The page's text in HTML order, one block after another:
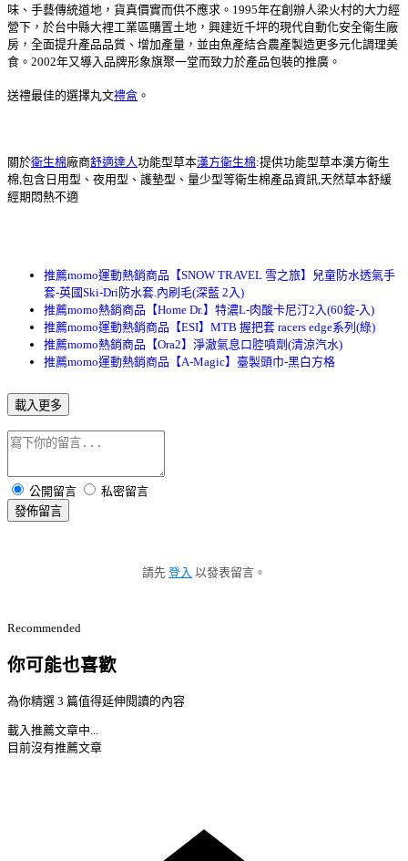
味、手藝傳統道地，貨真價實而供不應求。1995年在創辦人梁火村的大力經
營下，於台中縣大裡工業區購置土地，興建近千坪的現代自動化安全衛生廠
房，全面提升產品品質、增加產量，並由魚產結合農產製造更多元化調理美
食。2002年又導入品牌形象旗聚一堂而致力於產品包裝的推廣。
送禮最佳的選擇丸文禮盒 。
關於衛生棉廠商舒適達人功能型草本漢方衛生棉:提供功能型草本漢方衛生
棉,包含日用型、夜用型、護墊型、量少型等衛生棉產品資訊,天然草本舒緩
經期悶熱不適
推薦momo運動熱銷商品【SNOW TRAVEL 雪之旅】兒童防水透氣手
套-英國Ski-Dri防水套.內刷毛(深藍 2入)
推薦momo熱銷商品【Home Dr.】特濃L-肉酸卡尼汀2入(60錠-入)
推薦momo運動熱銷商品【ESI】MTB 握把套 racers edge系列(綠)
推薦momo熱銷商品【Ora2】淨澈氣息口腔噴劑(清涼汽水)
推薦momo運動熱銷商品【A-Magic】臺製頭巾-黑白方格
載入更多
公開留言
私密留言
發佈留言
請先 登入 以發表留言。
Recommended
你可能也喜歡
為你精選 3 篇值得延伸閱讀的內容
載入推薦文章中...
目前沒有推薦文章